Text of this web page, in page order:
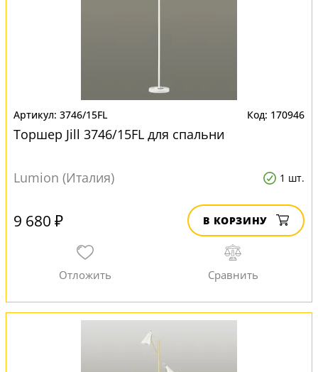
3746/15FL 170946
Торшер Jill 3746/15FL для спальни
Lumion (Италия) 1 шт.
9 680 ₽ В КОРЗИНУ